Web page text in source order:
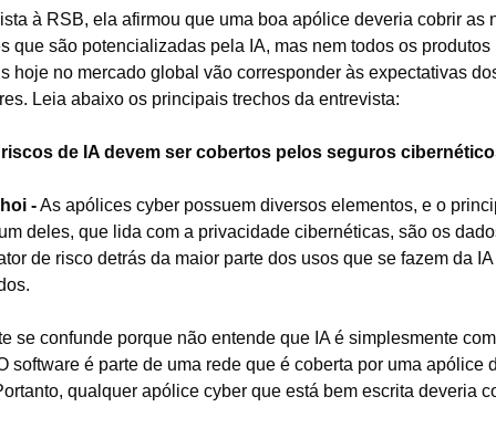
à RSB, ela afirmou que uma boa apólice deveria cobrir as
que são potencializadas pela IA, mas nem todos os produtos
hoje no mercado global vão corresponder às expectativas
Leia abaixo os principais trechos da entrevista:
riscos de IA devem ser cobertos pelos seguros
- As apólices cyber possuem diversos elementos, e o
deles, que lida com a privacidade cibernéticas, são os
de risco detrás da maior parte dos usos que se fazem da
se confunde porque não entende que IA é simplesmente
software é parte de uma rede que é coberta por uma apólice
qualquer apólice cyber que está bem escrita deveria